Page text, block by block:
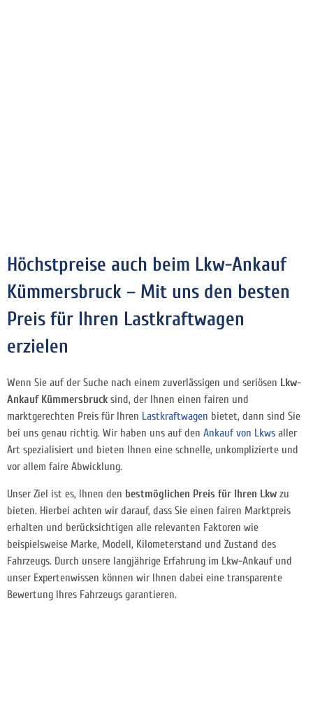
Höchstpreise auch beim Lkw-Ankauf
Kümmersbruck – Mit uns den besten
Preis für Ihren Lastkraftwagen
erzielen
Wenn Sie auf der Suche nach einem zuverlässigen und seriösen Lkw-
Ankauf Kümmersbruck sind, der Ihnen einen fairen und
marktgerechten Preis für Ihren Lastkraftwagen bietet, dann sind Sie
bei uns genau richtig. Wir haben uns auf den Ankauf von Lkws aller
Art spezialisiert und bieten Ihnen eine schnelle, unkomplizierte und
vor allem faire Abwicklung.
Unser Ziel ist es, Ihnen den bestmöglichen Preis für Ihren Lkw zu
bieten. Hierbei achten wir darauf, dass Sie einen fairen Marktpreis
erhalten und berücksichtigen alle relevanten Faktoren wie
beispielsweise Marke, Modell, Kilometerstand und Zustand des
Fahrzeugs. Durch unsere langjährige Erfahrung im Lkw-Ankauf und
unser Expertenwissen können wir Ihnen dabei eine transparente
Bewertung Ihres Fahrzeugs garantieren.